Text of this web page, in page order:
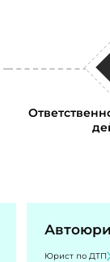
Юрист по ДТП